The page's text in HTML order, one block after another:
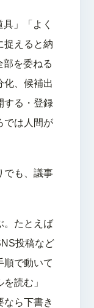
」「よく
捉えると納
部を委ねる
化、候補出
する・登録
では人間が
でも、議事
。たとえば
投稿など
順で動いて
読む」
なら下書き